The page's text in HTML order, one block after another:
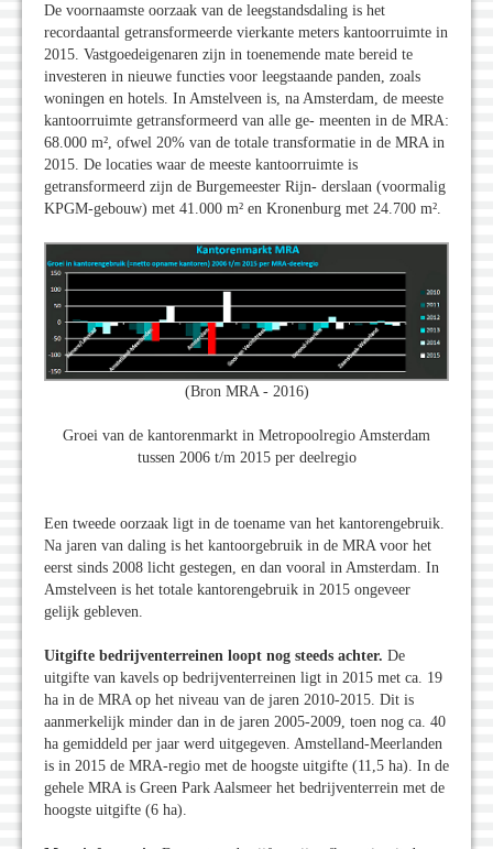
De voornaamste oorzaak van de leegstandsdaling is het
recordaantal getransformeerde vierkante meters kantoorruimte in
2015. Vastgoedeigenaren zijn in toenemende mate bereid te
investeren in nieuwe functies voor leegstaande panden, zoals
woningen en hotels. In Amstelveen is, na Amsterdam, de meeste
kantoorruimte getransformeerd van alle ge- meenten in de MRA:
68.000 m², ofwel 20% van de totale transformatie in de MRA in
2015. De locaties waar de meeste kantoorruimte is
getransformeerd zijn de Burgemeester Rijn- derslaan (voormalig
KPGM-gebouw) met 41.000 m² en Kronenburg met 24.700 m².
(Bron MRA - 2016)
Groei van de kantorenmarkt in Metropoolregio Amsterdam
tussen 2006 t/m 2015 per deelregio
Een tweede oorzaak ligt in de toename van het kantorengebruik.
Na jaren van daling is het kantoorgebruik in de MRA voor het
eerst sinds 2008 licht gestegen, en dan vooral in Amsterdam. In
Amstelveen is het totale kantorengebruik in 2015 ongeveer
gelijk gebleven.
Uitgifte bedrijventerreinen loopt nog steeds achter. De
uitgifte van kavels op bedrijventerreinen ligt in 2015 met ca. 19
ha in de MRA op het niveau van de jaren 2010-2015. Dit is
aanmerkelijk minder dan in de jaren 2005-2009, toen nog ca. 40
ha gemiddeld per jaar werd uitgegeven. Amstelland-Meerlanden
is in 2015 de MRA-regio met de hoogste uitgifte (11,5 ha). In de
gehele MRA is Green Park Aalsmeer het bedrijventerrein met de
hoogste uitgifte (6 ha).